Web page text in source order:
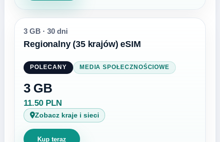
3 GB · 30 dni
Regionalny (35 krajów) eSIM
POLECANY MEDIA SPOŁECZNOŚCIOWE
3 GB
11.50 PLN
Zobacz kraje i sieci
Kup teraz